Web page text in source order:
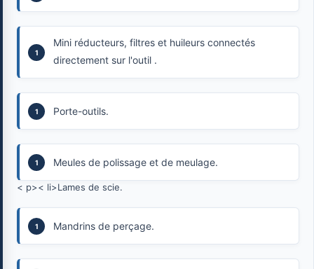
Mini réducteurs, filtres et huileurs connectés
directement sur l'outil .
Porte-outils.
Meules de polissage et de meulage.
< p>< li>Lames de scie.
Mandrins de perçage.